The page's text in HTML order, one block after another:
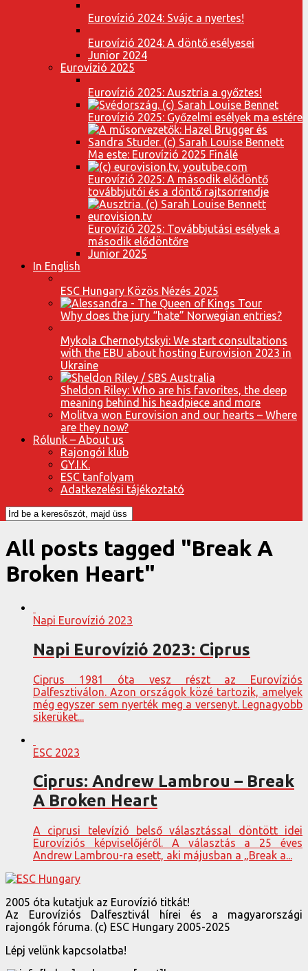
Eurovízió 2024: Svájc a nyertes!
Eurovízió 2024: A döntő esélyesei
Junior 2024
Eurovízió 2025
Eurovízió 2025: Ausztria a győztes!
Eurovízió 2025: Győzelmi esélyek ma estére
Ma este: Eurovízió 2025 Finálé
Eurovízió 2025: A második elődöntő
továbbjutói és a döntő rajtsorrendje
Eurovízió 2025: Továbbjutási esélyek a
második elődöntőre
Junior 2025
In English
ESC Hungary Közös Nézés 2025
Why does the jury “hate” Norwegian entries?
Mykola Chernotytskyi: We start consultations
with the EBU about hosting Eurovision 2023 in
Ukraine
Sheldon Riley: Who are his favorites, the deep
meaning behind his headpiece and more
Molitva won Eurovision and our hearts – Where
are they now?
Rólunk – About us
Rajongói klub
GY.I.K.
ESC tanfolyam
Adatkezelési tájékoztató
All posts tagged "Break A
Broken Heart"
Napi Eurovízió 2023
Napi Eurovízió 2023: Ciprus
Ciprus 1981 óta vesz részt az Eurovíziós
Dalfesztiválon. Azon országok közé tartozik, amelyek
még egyszer sem nyerték meg a versenyt. Legnagyobb
sikerüket...
ESC 2023
Ciprus: Andrew Lambrou – Break
A Broken Heart
A ciprusi televízió belső választással döntött idei
Eurovíziós képviselőjéről. A választás a 25 éves
Andrew Lambrou-ra esett, aki májusban a „Break a...
2005 óta kutatjuk az Eurovízió titkát!
Az Eurovíziós Dalfesztivál hírei és a magyarországi
rajongók fóruma. (c) ESC Hungary 2005-2025
Lépj velünk kapcsolatba!